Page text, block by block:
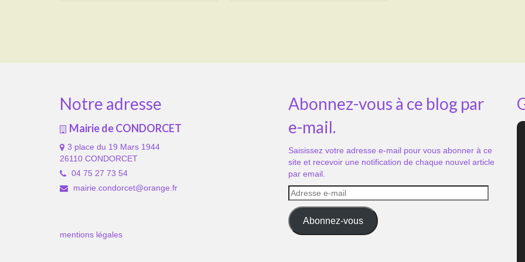
Notre adresse
Mairie de CONDORCET
3 place du 19 Mars 1944
26110 CONDORCET
04 75 27 73 54
mairie.condorcet@orange.fr
mentions légales
Abonnez-vous à ce blog par
e-mail.
Saisissez votre adresse e-mail pour vous abonner à ce
site et recevoir une notification de chaque nouvel article
par email.
Adresse
e-
mail
Abonnez-vous